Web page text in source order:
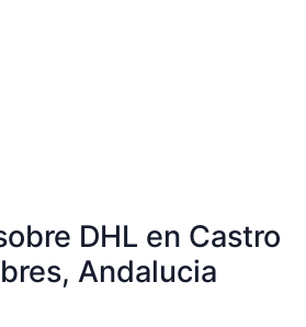
DHL en Castro
Andalucia